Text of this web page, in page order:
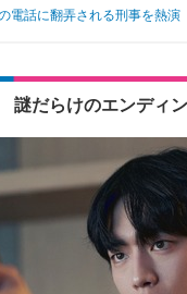
電話に翻弄される刑事を熱演
だらけのエンディ